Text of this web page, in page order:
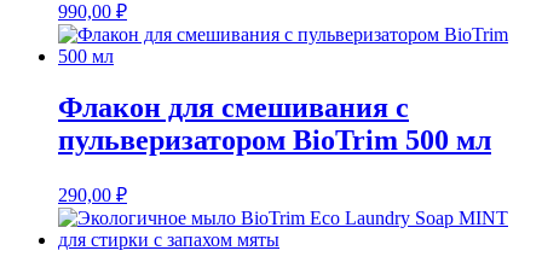
990,00 ₽
Флакон для смешивания с
пульверизатором BioTrim 500 мл
290,00 ₽